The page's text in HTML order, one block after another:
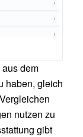
dem
haben, gleich
nutzen zu
gibt